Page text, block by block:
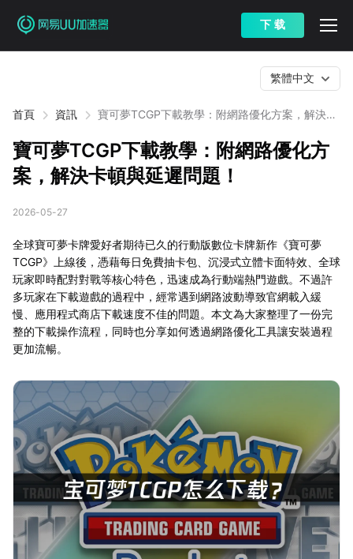
下 载
首頁 資訊
寶可夢TCGP下載教學：附網路優化方案，解決卡
繁體中文
寶可夢TCGP下載教學：附網路優化方
案，解決卡頓與延遲問題！
2026-05-27
全球寶可夢卡牌愛好者期待已久的行動版數位卡牌新作《寶可夢
TCGP》上線後，憑藉每日免費抽卡包、沉浸式立體卡面特效、全球
玩家即時配對對戰等核心特色，迅速成為行動端熱門遊戲。不過許
多玩家在下載遊戲的過程中，經常遇到網路波動導致官網載入緩
慢、應用程式商店下載速度不佳的問題。本文為大家整理了一份完
整的下載操作流程，同時也分享如何透過網路優化工具讓安裝過程
更加流暢。